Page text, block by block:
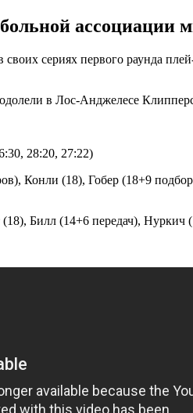
своих сериях первого раунда
в Лос-Анджелесе
28:20, 27:22)
Конли (18), Гобер (18+9
Билл (14+6 передач),